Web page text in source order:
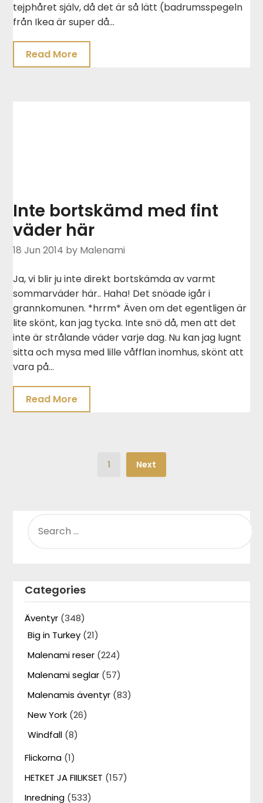
tejphåret själv, då det är så lätt (badrumsspegeln
från Ikea är super då…
Read More
Inte bortskämd med fint
väder här
18 Jun 2014 by Malenami
Ja, vi blir ju inte direkt bortskämda av varmt
sommarväder här.. Haha! Det snöade igår i
grannkomunen. *hrrm* Även om det egentligen är
lite skönt, kan jag tycka. Inte snö då, men att det
inte är strålande väder varje dag. Nu kan jag lugnt
sitta och mysa med lille våfflan inomhus, skönt att
vara på…
Read More
1 Next
FOR:
Categories
Äventyr (348)
Big in Turkey (21)
Malenami reser (224)
Malenami seglar (57)
Malenamis äventyr (83)
New York (26)
Windfall (8)
Flickorna (1)
HETKET JA FIILIKSET (157)
Inredning (533)